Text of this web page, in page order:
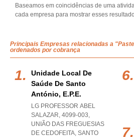
Baseamos em coincidências de uma
cada empresa para mostrar esses
Principais Empresas relacionadas a
ordenados por cobrança
Unidade Local De
Saúde De Santo
António, E.p.e.
LG PROFESSOR ABEL
SALAZAR, 4099-003,
UNIÃO DAS FREGUESIAS
DE CEDOFEITA, SANTO